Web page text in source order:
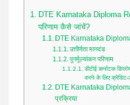
DTE Karnataka Diploma
परिणाम कैसे जांचें?
DTE Karnataka
उत्तीर्णता मानदंड
पुनर्मूल्यांकन परिणाम
डीटीई कर्नाटक
करने के लिए क्रेडिट-
DTE Karnataka
प्रक्रिया